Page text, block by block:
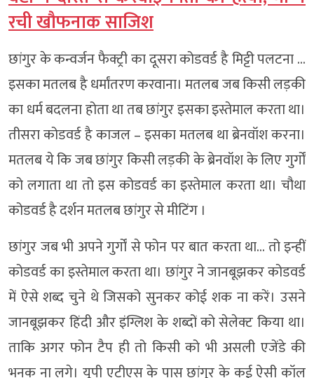
रची खौफनाक साजिश
छांगुर के कन्वर्जन फैक्ट्री का दूसरा कोडवर्ड है मिट्टी पलटना …
इसका मतलब है धर्मांतरण करवाना। मतलब जब किसी लड़की
का धर्म बदलना होता था तब छांगुर इसका इस्तेमाल करता था।
तीसरा कोडवर्ड है काजल – इसका मतलब था ब्रेनवॉश करना।
मतलब ये कि जब छांगुर किसी लड़की के ब्रेनवॉश के लिए गुर्गों
को लगाता था तो इस कोडवर्ड का इस्तेमाल करता था। चौथा
कोडवर्ड है दर्शन मतलब छांगुर से मीटिंग ।
छांगुर जब भी अपने गुर्गों से फोन पर बात करता था… तो इन्हीं
कोडवर्ड का इस्तेमाल करता था। छांगुर ने जानबूझकर कोडवर्ड
में ऐसे शब्द चुने थे जिसको सुनकर कोई शक ना करें। उसने
जानबूझकर हिंदी और इंग्लिश के शब्दों को सेलेक्ट किया था।
ताकि अगर फोन टैप ही तो किसी को भी असली एजेंडे की
भनक ना लगे। यूपी एटीएस के पास छांगुर के कई ऐसी कॉल